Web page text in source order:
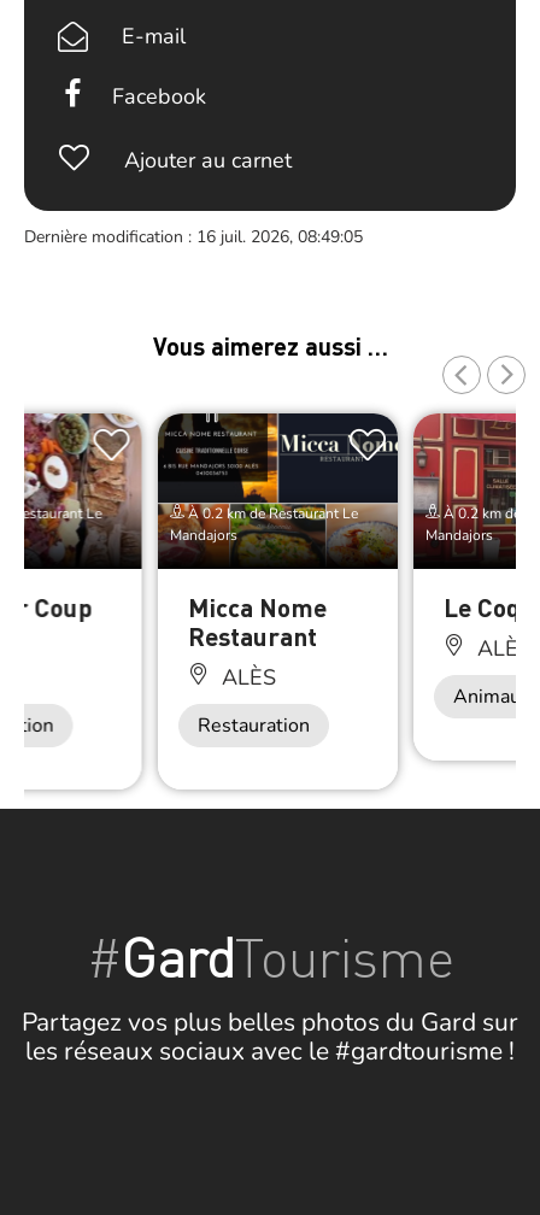
E-mail
Facebook
Ajouter au carnet
Dernière modification : 16 juil. 2026, 08:49:05
Vous aimerez aussi …
Restaurant Le
Coup
À 0.2 km de Restaurant Le
Mandajors
Micca Nome
Restaurant
ALÈS
Restauration
À 0.2 km de
Mandajors
Le Coq
ALÈS
Animaux
#GardTourisme
Partagez vos plus belles photos du Gard sur
les réseaux sociaux avec le #gardtourisme !